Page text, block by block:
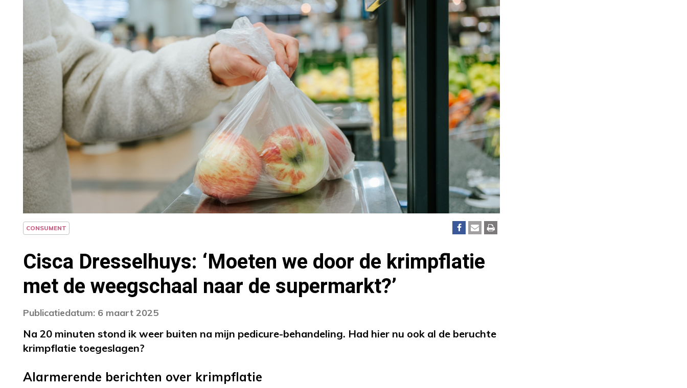
CONSUMENT
Cisca Dresselhuys: ‘Moeten we door de krimpflatie
met de weegschaal naar de supermarkt?’
Publicatiedatum: 6 maart 2025
Na 20 minuten stond ik weer buiten na mijn pedicure-behandeling. Had hier nu ook al de beruchte
krimpflatie toegeslagen?
Alarmerende berichten over krimpflatie